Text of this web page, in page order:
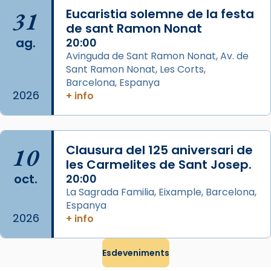
del temple amb les relíquies de les santes.
Des de 1985 hi participa també un grup de
diablesses amb música i ball propis. Festa
gran a Mataró.
«Si vols saber què és calor, ves per les
Santes a Mataró»🥵.
Photo
View on Facebook · Share
Arquebisbat de Barcelona
2 weeks ago
Jaume, fill de Zebedeu, és juntament amb el
seu germà Joan i Pere un dels que
Segons el llibre dels Fets (12,2) fou el primer
apòstol màrtir, decapitat a Jerusalem per
31
ag.
2026
Eucaristia solemne de la festa
de sant Ramon Nonat
20:00
Avinguda de Sant Ramon Nonat, Av. de
Sant Ramon Nonat, Les Corts,
Barcelona, Espanya
+ info
10
oct.
2026
Clausura del 125 aniversari de
les Carmelites de Sant Josep.
20:00
La Sagrada Familia, Eixample, Barcelona,
Espanya
+ info
Esdeveniments